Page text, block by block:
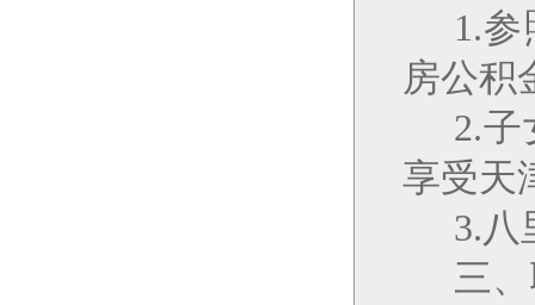
1.参
房公积
2.子
享受天
3.八
三